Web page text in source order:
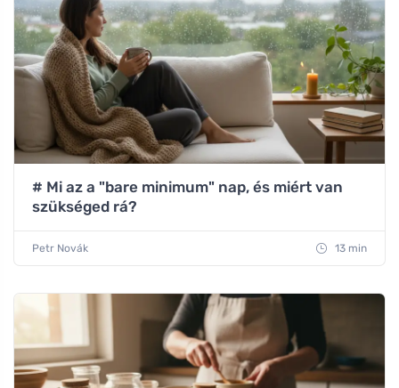
# Mi az a "bare minimum" nap, és miért van
szükséged rá?
Petr Novák 13 min